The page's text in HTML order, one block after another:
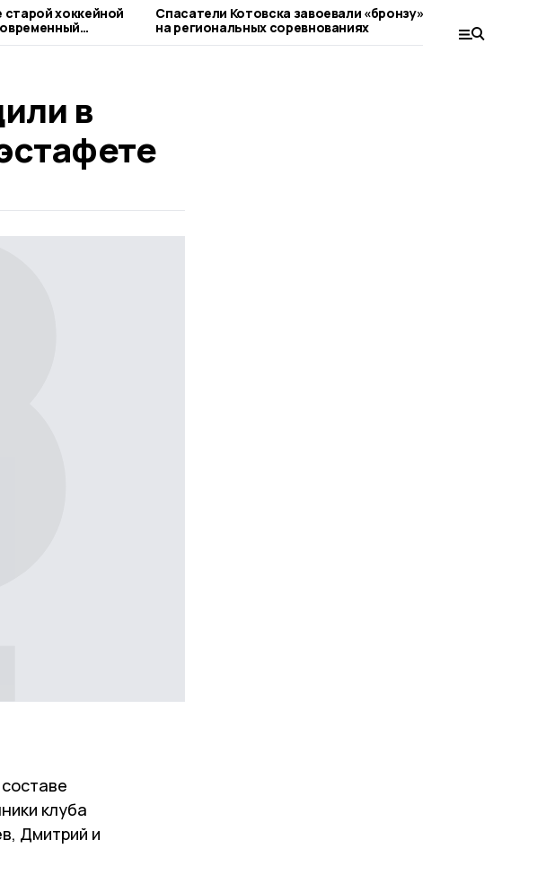
старой хоккейной
Спасатели Котовска завоевали «бронзу»
на региональных соревнованиях
шахматистам
в
клуба
Дмитрий и